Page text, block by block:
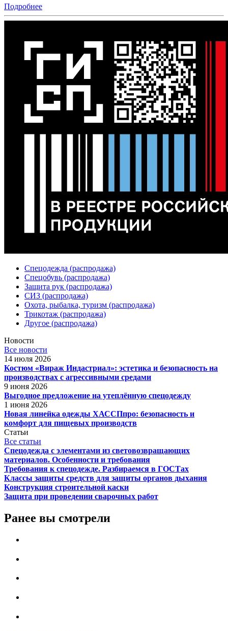
Подробнее
Спецодежда (распродажа)
Спецобувь (распродажа)
Защита рук (распродажа)
СИЗ (распродажа)
Охота, рыбалка, туризм (распродажа)
Трикотаж (распродажа)
Другое (распродажа)
Новости
Все новости
14 июля 2026
Костюм «Вираж Индастриал»: эстетика и безопасность на
производствах с агрессивными средами
9 июня 2026
Выгодное предложение на утеплённую спецодежду
1 июня 2026
Новая линейка одежды ХАССПпро: безопасность и
комфорт для пищевых производств
Статьи
Все статьи
Спецодежда с элементами из световозвращающих
материалов. Особенности и требования
Требования к спецодежде. Разбираемся в ГОСТах
Классы защиты средств для защиты органов дыхания
Конструкция строительной каски
Защита при проведении сварочных работ
Ранее вы смотрели